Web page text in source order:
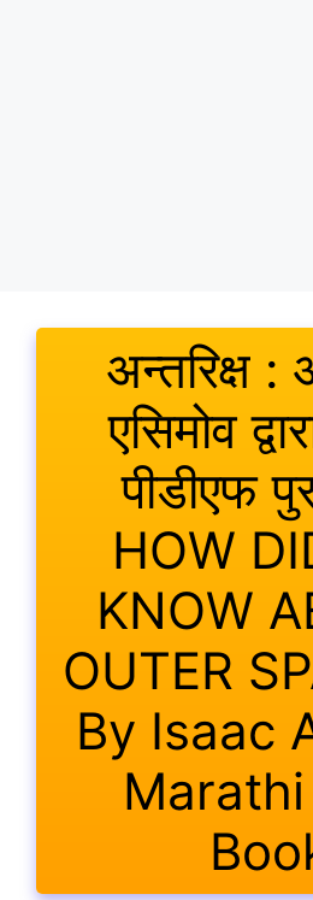
अन्तरिक्ष
एसिमोव
पीडीएफ
HOW
KNOW
OUTER
By Isaac
Marathi